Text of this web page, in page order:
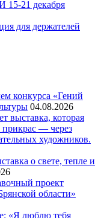
21 декабря
для держателей
конкурса «Гений
04.08.2026
выставка, которая
прикрас — через
художников.
о свете, тепле и
проект
области»
«Я люблю тебя